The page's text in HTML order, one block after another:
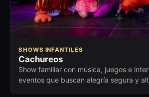
SHOWS INFANTILES
Cachureos
Show familiar con música, juegos e
eventos que buscan alegría segura y